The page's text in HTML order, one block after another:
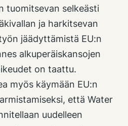
tuomitsevan selkeästi
ja harkitsevan
jäädyttämistä EU:n
alkuperäiskansojen
on taattu.
myös käymään EU:n
että Water
uudelleen